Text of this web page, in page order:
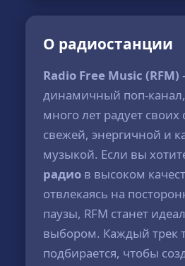
О радиостанции
Radio Free Music (RFM)
динамичный поп-
много лет радует своих
свежей, энергичной и
музыкой. Если вы
радио в высоком
отвлекаясь на
паузы, RFM станет
выбором. Каждый трек
подбирается, чтобы